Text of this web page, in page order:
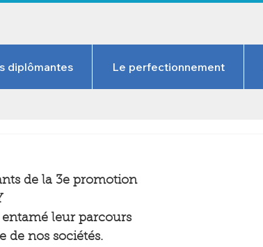
diplômantes Le perfectionnement
de la 3e promotion
leur parcours
de nos sociétés.